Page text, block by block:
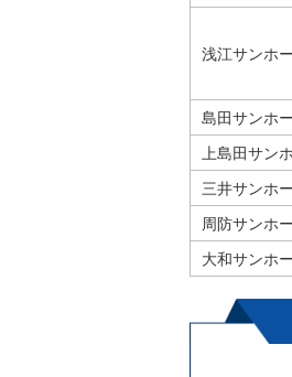
浅江サンホ
島田サンホ
上島田サン
三井サンホ
周防サンホ
大和サンホ